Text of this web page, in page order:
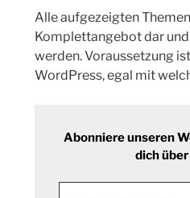
Alle aufgezeigten
Komplettangebot dar
werden. Voraussetzung
WordPress, egal mit
Abonniere unseren
dich